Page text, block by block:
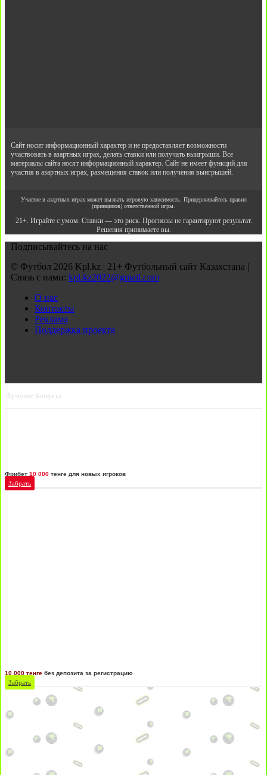
Сайт носит информационный характер и не предоставляет возможности
участвовать в азартных играх, делать ставки или получать выигрыши. Все
материалы сайта носят информационный характер. Сайт не имеет функций для
участия в азартных играх, размещения ставок или получения выигрышей.
Участие в азартных играх может вызвать игровую зависимость. Придерживайтесь правил
(принципов) ответственной игры.
21+. Играйте с умом. Ставки — это риск. Прогнозы не гарантируют результат.
Решения принимаете вы.
Подписывайтесь на нас
© Футбол 2026 Kpl.kz | 21+ Футбольный сайт Казахстана |
Связь с нами: kpl.kz2022@gmail.com
О нас
Контакты
Реклама
Поддержка проекта
Лучшие бонусы
Фрибет 10 000 тенге для новых игроков
Забрать
10 000 тенге без депозита за регистрацию
Забрать